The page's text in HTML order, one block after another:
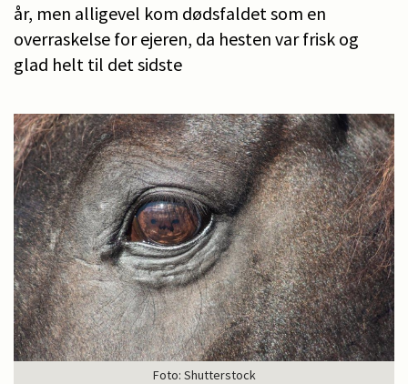
år, men alligevel kom dødsfaldet som en
overraskelse for ejeren, da hesten var frisk og
glad helt til det sidste
Foto: Shutterstock